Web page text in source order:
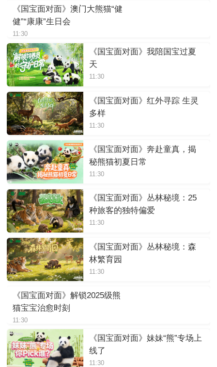
《国宝面对面》澳门大熊猫“健
健”“康康”生日会
11:30
《国宝面对面》我陪国宝过夏
天
11:30
《国宝面对面》红外寻踪 生灵
多样
11:30
《国宝面对面》奔赴童真，揭
秘熊猫初夏日常
11:30
《国宝面对面》丛林秘境：25
种旅客的独特偏爱
11:30
《国宝面对面》丛林秘境：森
林繁育园
11:30
《国宝面对面》解锁2025级熊
猫宝宝治愈时刻
11:30
《国宝面对面》妹妹“熊”专场上
线了
11:30